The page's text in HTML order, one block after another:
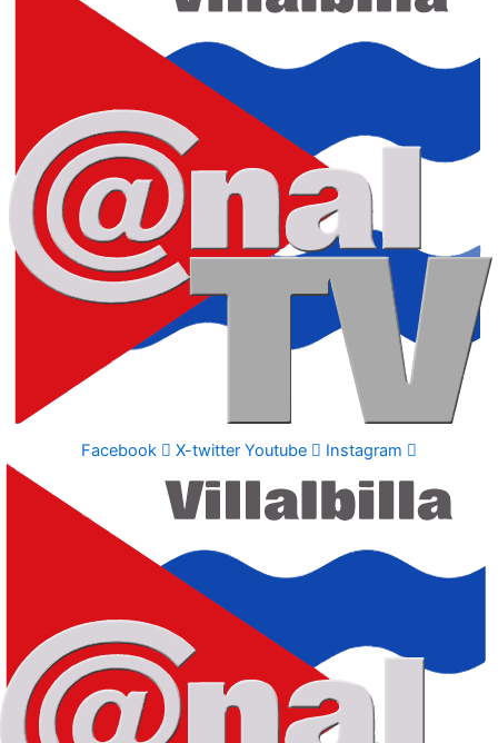
Facebook X-twitter Youtube Instagram